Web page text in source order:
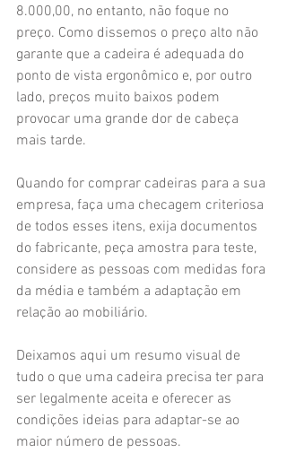
8.000,00, no entanto, não foque no
preço. Como dissemos o preço alto não
garante que a cadeira é adequada do
ponto de vista ergonômico e, por outro
lado, preços muito baixos podem
provocar uma grande dor de cabeça
mais tarde.
Quando for comprar cadeiras para a sua
empresa, faça uma checagem criteriosa
de todos esses itens, exija documentos
do fabricante, peça amostra para teste,
considere as pessoas com medidas fora
da média e também a adaptação em
relação ao mobiliário.
Deixamos aqui um resumo visual de
tudo o que uma cadeira precisa ter para
ser legalmente aceita e oferecer as
condições ideias para adaptar-se ao
maior número de pessoas.